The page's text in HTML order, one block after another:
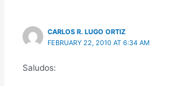
CARLOS R. LUGO ORTIZ
FEBRUARY 22, 2010 AT 6:34 AM
Saludos: